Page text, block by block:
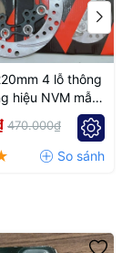
4 lỗ thông
hiệu NVM mẫu
470.000₫